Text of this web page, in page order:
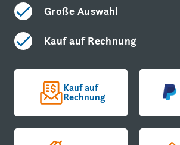
Große Auswahl
Kauf auf Rechnung
Kauf auf
Rechnung